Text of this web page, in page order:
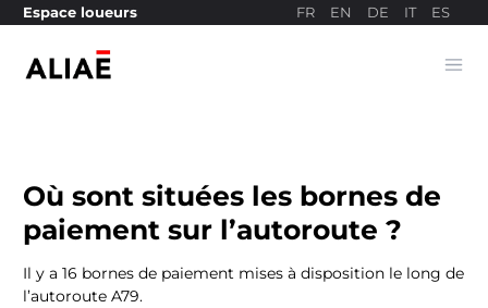
Espace loueurs FR EN DE IT ES
Site de paiement
Où sont situées les bornes de
paiement sur l’autoroute ?
Il y a 16 bornes de paiement mises à disposition le long de
l’autoroute A79.